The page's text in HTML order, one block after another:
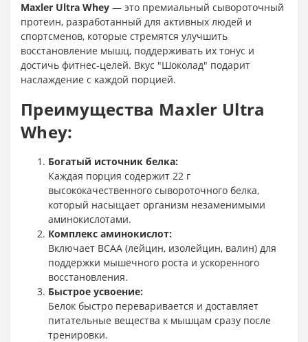
Maxler Ultra Whey — это премиальный сывороточный
протеин, разработанный для активных людей и
спортсменов, которые стремятся улучшить
восстановление мышц, поддерживать их тонус и
достичь фитнес-целей. Вкус "Шоколад" подарит
наслаждение с каждой порцией.
Преимущества Maxler Ultra
Whey:
Богатый источник белка:
Каждая порция содержит 22 г
высококачественного сывороточного белка,
который насыщает организм незаменимыми
аминокислотами.
Комплекс аминокислот:
Включает BCAA (лейцин, изолейцин, валин) для
поддержки мышечного роста и ускоренного
восстановления.
Быстрое усвоение:
Белок быстро переваривается и доставляет
питательные вещества к мышцам сразу после
тренировки.